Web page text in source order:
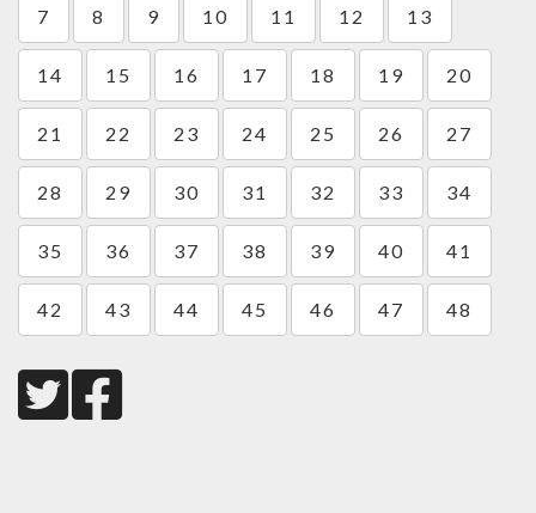
7 8 9 10 11 12 13
14 15 16 17 18 19 20
21 22 23 24 25 26 27
28 29 30 31 32 33 34
35 36 37 38 39 40 41
42 43 44 45 46 47 48